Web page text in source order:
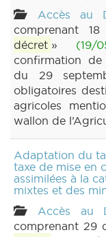
Accès au
comprenant
décret » (19/
confirmation de
du 29
obligatoires
agricoles
wallon de
Adaptation du
taxe de mise en
assimilées à la
mixtes et des
Accès au
comprenant 29